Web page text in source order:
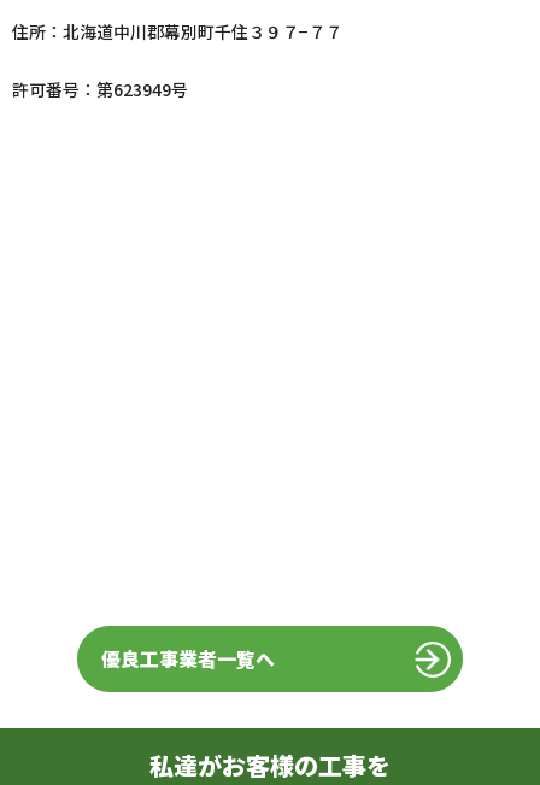
住所：北海道中川郡幕別町千住３９７−７７
許可番号：第623949号
優良工事業者一覧へ
私達がお客様の工事を